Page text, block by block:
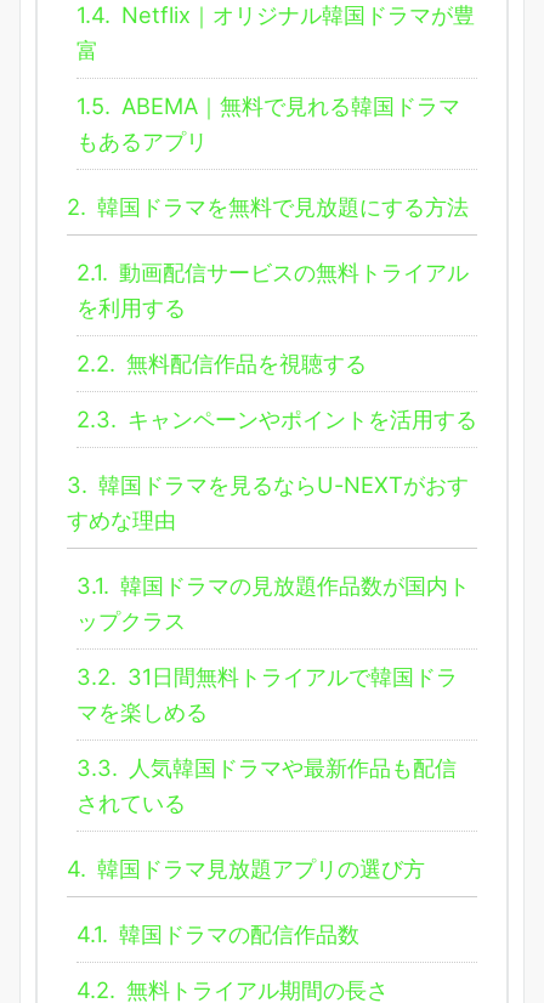
1.4. Netflix｜オリジナル韓国ドラマが豊
富
1.5. ABEMA｜無料で見れる韓国ドラマ
もあるアプリ
2. 韓国ドラマを無料で見放題にする方法
2.1. 動画配信サービスの無料トライアル
を利用する
2.2. 無料配信作品を視聴する
2.3. キャンペーンやポイントを活用する
3. 韓国ドラマを見るならU-NEXTがおす
すめな理由
3.1. 韓国ドラマの見放題作品数が国内ト
ップクラス
3.2. 31日間無料トライアルで韓国ドラ
マを楽しめる
3.3.
人気韓国ドラマや最新作品も配信
されている
4. 韓国ドラマ見放題アプリの選び方
4.1. 韓国ドラマの配信作品数
4.2. 無料トライアル期間の長さ